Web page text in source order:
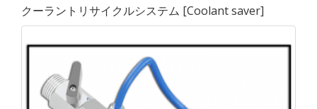
クーラントリサイクルシステム [Coolant saver]